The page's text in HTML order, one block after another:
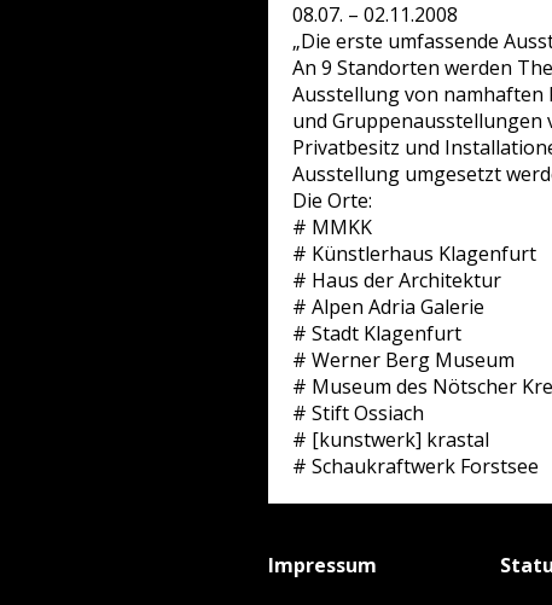
08.07. – 02.11.2008
„Die erste umfassende
An 9 Standorten werden
Ausstellung von namhaften
und Gruppenausstellungen
Privatbesitz und
Ausstellung umgesetzt
Die Orte:
# MMKK
# Künstlerhaus Klagenfurt
# Haus der Architektur
# Alpen Adria Galerie
# Stadt Klagenfurt
# Werner Berg Museum
# Museum des Nötscher
# Stift Ossiach
# [kunstwerk] krastal
# Schaukraftwerk Forstsee
Impressum